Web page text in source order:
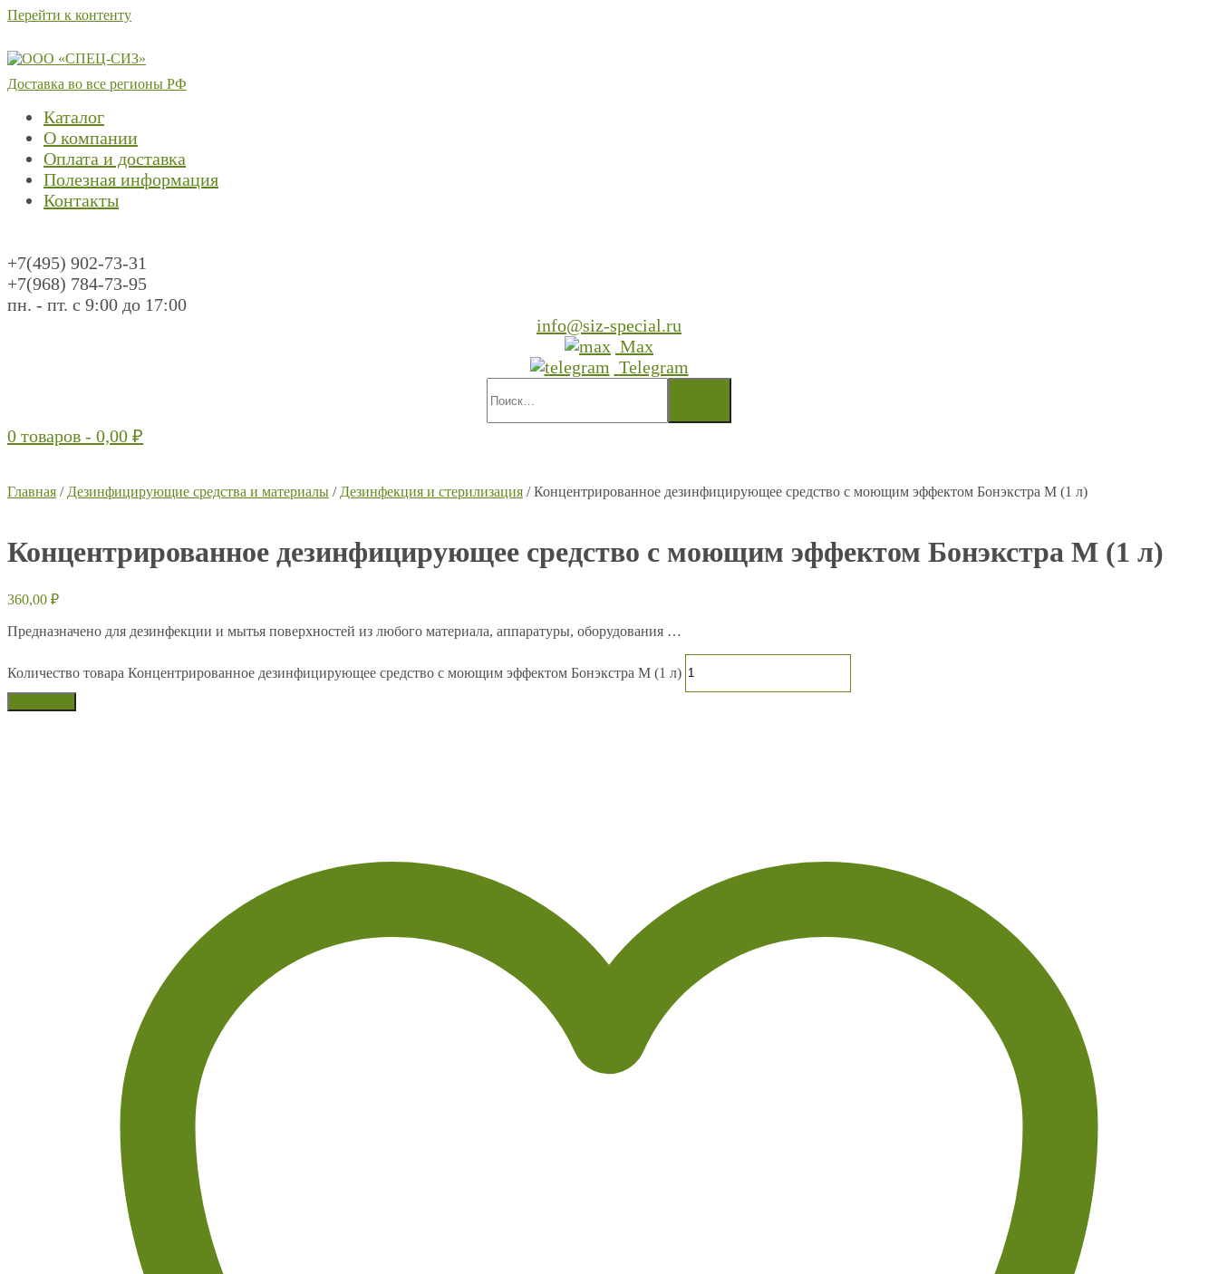
Перейти к контенту
Доставка во все регионы РФ
Каталог
О компании
Оплата и доставка
Полезная информация
Контакты
+7(495) 902-73-31
+7(968) 784-73-95
пн. - пт. с 9:00 до 17:00
info@siz-special.ru
Max
Telegram
0 товаров - 0,00 ₽
Главная / Дезинфицирующие средства и материалы / Дезинфекция и стерилизация / Концентрированное дезинфицирующее средство с моющим эффектом Бонэкстра М (1 л)
Концентрированное дезинфицирующее средство с моющим эффектом Бонэкстра М (1 л)
360,00 ₽
Предназначено для дезинфекции и мытья поверхностей из любого материала, аппаратуры, оборудования …
Количество товара Концентрированное дезинфицирующее средство с моющим эффектом Бонэкстра М (1 л)